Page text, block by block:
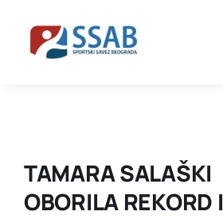
content
TAMARA SALAŠKI
OBORILA REKORD